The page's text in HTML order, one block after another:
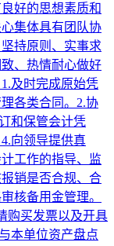
好的思想素质和
集体具有团队协
持原则、实事求
、热情耐心做好
及时完成原始凭
各类合同。2.协
和保管会计凭
向领导提供真
工作的指导、监
销是否合规、合
核备用金管理。
购买发票以及开具
本单位资产盘点